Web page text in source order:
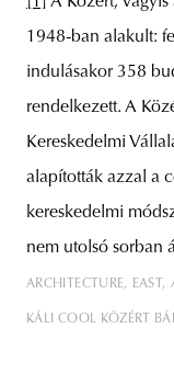
1948-ban alakult:
indulásakor 358
rendelkezett. A
Kereskedelmi
alapították azzal a
kereskedelmi
nem utolsó sorban
ARCHITECTURE EAST
KÁLI COOL KÖZÉRT